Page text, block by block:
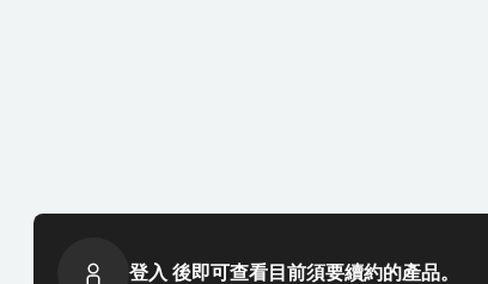
登入 後即可查看目前須要續約的產品。